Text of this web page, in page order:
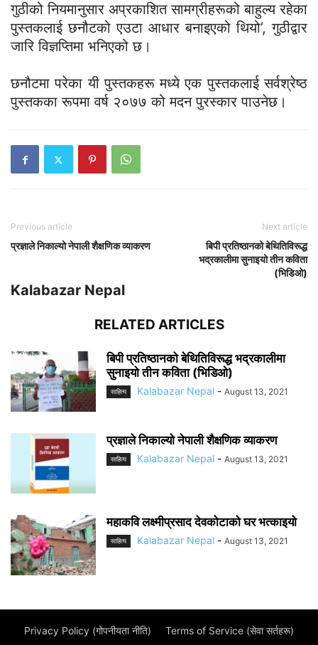
गुठीको नियमानुसार अप्रकाशित सामग्रीहरूको बाहुल्य रहेका
पुस्तकलाई छनौटको एउटा आधार बनाइएको थियो’, गुठीद्वार
जारि विज्ञप्तिमा भनिएको छ।
छनौटमा परेका यी पुस्तकहरू मध्ये एक पुस्तकलाई सर्वश्रेष्ठ
पुस्तकका रूपमा वर्ष २०७७ को मदन पुरस्कार पाउनेछ।
Previous article
प्रज्ञाले निकाल्यो नेपाली शैक्षणिक व्याकरण
Next article
बिपी प्रतिष्ठानको बेथितिविरूद्ध
भद्रकालीमा सुनाइयो तीन कविता
(भिडिओ)
Kalabazar Nepal
RELATED ARTICLES
बिपी प्रतिष्ठानको बेथितिविरूद्ध भद्रकालीमा
सुनाइयो तीन कविता (भिडिओ)
साहित्य Kalabazar Nepal - August 13, 2021
प्रज्ञाले निकाल्यो नेपाली शैक्षणिक व्याकरण
साहित्य Kalabazar Nepal - August 13, 2021
महाकवि लक्ष्मीप्रसाद देवकोटाको घर भत्काइयो
साहित्य Kalabazar Nepal - August 13, 2021
Privacy Policy (गोपनीयता नीति) Terms of Service (सेवा सर्तहरू)